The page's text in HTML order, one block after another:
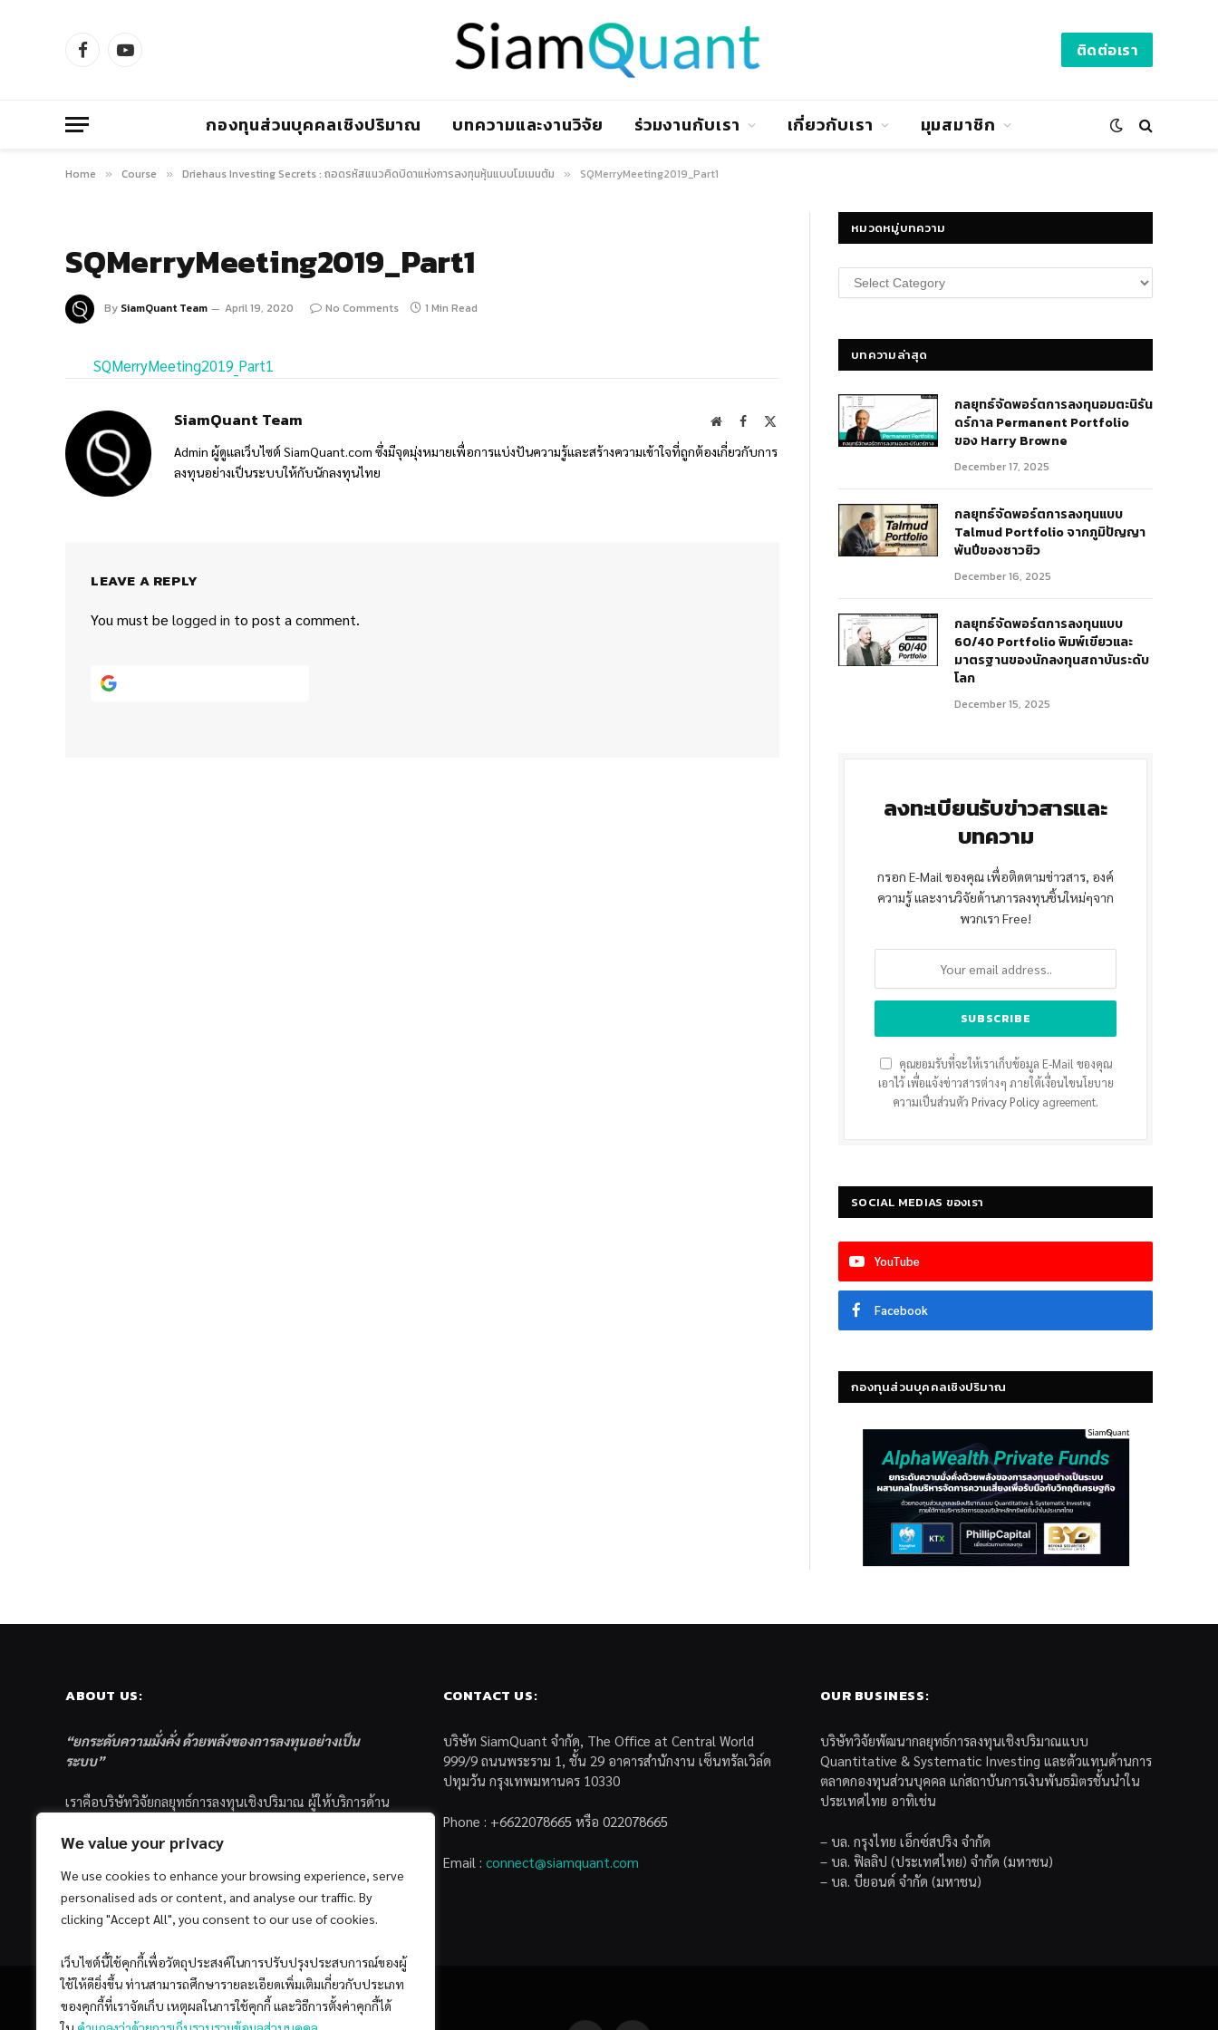
We value your privacy
We use cookies to enhance your browsing experience, serve
personalised ads or content, and analyse our traffic. By
clicking "Accept All", you consent to our use of cookies.
เว็บไซต์นี้ใช้คุกกี้เพื่อวัตถุประสงค์ในการปรับปรุงประสบการณ์ของผู้
ใช้ให้ดียิ่งขึ้น ท่านสามารถศึกษารายละเอียดเพิ่มเติมเกี่ยวกับประเภท
ของคุกกี้ที่เราจัดเก็บ เหตุผลในการใช้คุกกี้ และวิธีการตั้งค่าคุกกี้ได้
FacebookYouTube ติดต่อเรา
กองทุนส่วนบุคคลเชิงปริมาณ บทความและงานวิจัย ร่วมงานกับเรา เกี่ยวกับเรา มุมสมาชิก
Home » Course » Driehaus Investing Secrets : ถอดรหัสแนวคิดบิดาแห่งการลงทุนหุ้นแบบโมเมนตัม » SQMerryMeeting2019_Part1
SQMerryMeeting2019_Part1
By SiamQuant Team April 19, 2020 No Comments 1 Min Read
SQMerryMeeting2019_Part1
SiamQuant Team WebsiteFacebook
Admin ผู้ดูแลเว็บไซต์ SiamQuant.com ซึ่งมีจุดมุ่งหมายเพื่อการแบ่งปันความรู้และสร้างความเข้าใจที่ถูกต้องเกี่ยวกับการ
ลงทุนอย่างเป็นระบบให้กับนักลงทุนไทย
LEAVE A REPLY
You must be logged in to post a comment.
หมวดหมู่บทความ
หมวด
หมู่
บทความล่าสุด
กลยุทธ์​จัดพอร์ตการลงทุนอมตะนิรัน
ดร์กาล Permanent Portfolio
ของ Harry Browne
December 17, 2025
กลยุทธ์จัดพอร์ตการลงทุนแบบ
Talmud Portfolio จากภูมิปัญญา
พันปีของชาวยิว
December 16, 2025
กลยุทธ์จัดพอร์ตการลงทุนแบบ
60/40 Portfolio พิมพ์เขียวและ
มาตรฐานของนักลงทุนสถาบันระดับ
โลก
December 15, 2025
ลงทะเบียนรับข่าวสารและ
บทความ
กรอก E-Mail ของคุณ เพื่อติดตามข่าวสาร, องค์
ความรู้ และงานวิจัยด้านการลงทุนชิ้นใหม่ๆจาก
พวกเรา Free!
คุณยอมรับที่จะให้เราเก็บข้อมูล E-Mail ของคุณ
เอาไว้ เพื่อแจ้งข่าวสารต่างๆ ภายใต้เงื่อนไขนโยบาย
ความเป็นส่วนตัว Privacy Policy agreement.
SOCIAL MEDIAS ของเรา
YouTube
Facebook
กองทุนส่วนบุคคลเชิงปริมาณ
ABOUT US:
“ยกระดับความมั่งคั่ง ด้วยพลังของการลงทุนอย่างเป็น
ระบบ”
เราคือบริษัทวิจัยกลยุทธ์การลงทุนเชิงปริมาณ ผู้ให้บริการด้าน
ส่วนบุคคล ซึ่งมีเป้าหมายที่จะช่วยเหลือให้นักลงทุนไทย
ด้วยแนวคิดและกระบวนการลงทุนอย่างเป็นระบบแบบ
Quantitative & Systematic Investing
CONTACT US:
บริษัท SiamQuant จำกัด, The Office at Central World
999/9 ถนนพระราม 1, ชั้น 29 อาคารสำนักงาน เซ็นทรัลเวิล์ด
ปทุมวัน กรุงเทพมหานคร 10330
Phone : +6622078665 หรือ 022078665
Email : connect@siamquant.com
OUR BUSINESS:
บริษัทวิจัยพัฒนากลยุทธ์การลงทุนเชิงปริมาณแบบ
Quantitative & Systematic Investing และตัวแทนด้านการ
ตลาดกองทุนส่วนบุคคล แก่สถาบันการเงินพันธมิตรชั้นนำใน
ประเทศไทย อาทิเช่น
– บล. กรุงไทย เอ็กซ์สปริง จำกัด
– บล. ฟิลลิป (ประเทศไทย) จำกัด (มหาชน)
– บล. บียอนด์ จำกัด (มหาชน)